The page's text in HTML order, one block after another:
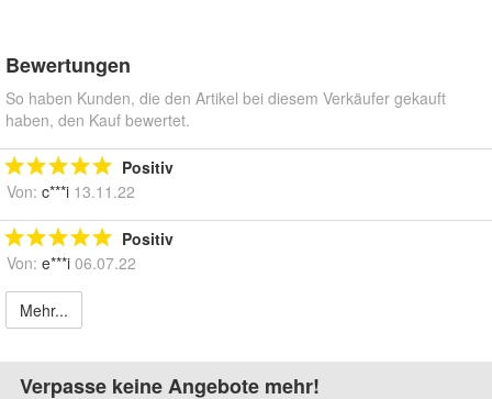
Bewertungen
So haben Kunden, die den Artikel bei diesem Verkäufer gekauft
haben, den Kauf bewertet.
Positiv
Von: c***i 13.11.22
Positiv
Von: e***i 06.07.22
Mehr...
Verpasse keine Angebote mehr!